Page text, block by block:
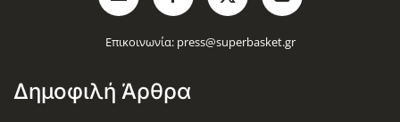
Επικοινωνία: press@superbasket.gr
Δημοφιλή Άρθρα